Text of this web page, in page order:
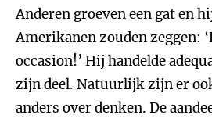
Anderen groeven een gat en
Amerikanen zouden zeggen:
occasion!’ Hij handelde
zijn deel. Natuurlijk zijn er
anders over denken. De